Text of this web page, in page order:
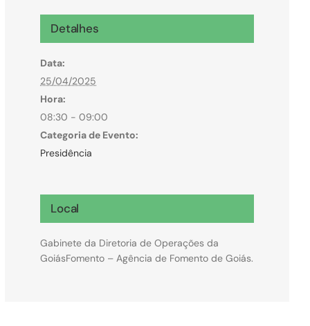
Microcrédito
Para MEI, microempresas e pessoas físicas
(feirantes e transportes)
Detalhes
Data:
25/04/2025
Hora:
08:30 - 09:00
Categoria de Evento:
Presidência
Local
Gabinete da Diretoria de Operações da
GoiásFomento – Agência de Fomento de Goiás.